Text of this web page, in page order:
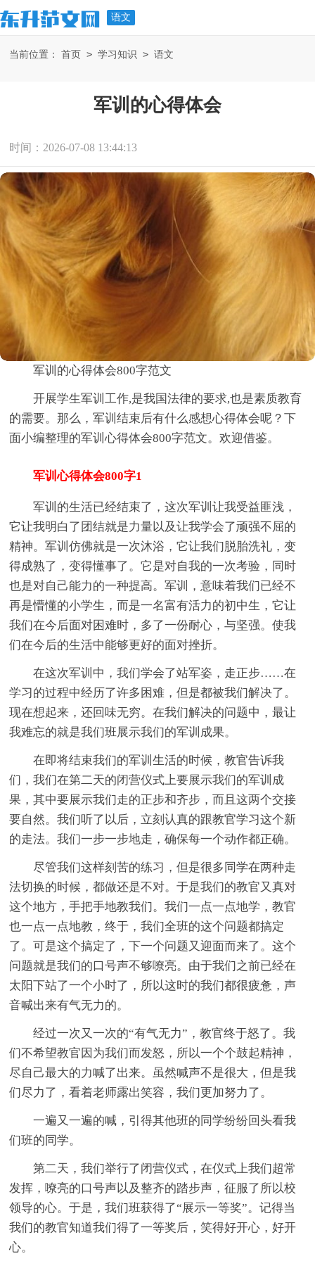
语文
当前位置： 首页 > 学习知识 > 语文
军训的心得体会
时间：2026-07-08 13:44:13
军训的心得体会800字范文
开展学生军训工作,是我国法律的要求,也是素质教育
的需要。那么，军训结束后有什么感想心得体会呢？下
面小编整理的军训心得体会800字范文。欢迎借鉴。
军训心得体会800字1
军训的生活已经结束了，这次军训让我受益匪浅，
它让我明白了团结就是力量以及让我学会了顽强不屈的
精神。军训仿佛就是一次沐浴，它让我们脱胎洗礼，变
得成熟了，变得懂事了。它是对自我的一次考验，同时
也是对自己能力的一种提高。军训，意味着我们已经不
再是懵懂的小学生，而是一名富有活力的初中生，它让
我们在今后面对困难时，多了一份耐心，与坚强。使我
们在今后的生活中能够更好的面对挫折。
在这次军训中，我们学会了站军姿，走正步……在
学习的过程中经历了许多困难，但是都被我们解决了。
现在想起来，还回味无穷。在我们解决的问题中，最让
我难忘的就是我们班展示我们的军训成果。
在即将结束我们的军训生活的时候，教官告诉我
们，我们在第二天的闭营仪式上要展示我们的军训成
果，其中要展示我们走的正步和齐步，而且这两个交接
要自然。我们听了以后，立刻认真的跟教官学习这个新
的走法。我们一步一步地走，确保每一个动作都正确。
尽管我们这样刻苦的练习，但是很多同学在两种走
法切换的时候，都做还是不对。于是我们的教官又真对
这个地方，手把手地教我们。我们一点一点地学，教官
也一点一点地教，终于，我们全班的这个问题都搞定
了。可是这个搞定了，下一个问题又迎面而来了。这个
问题就是我们的口号声不够嘹亮。由于我们之前已经在
太阳下站了一个小时了，所以这时的我们都很疲惫，声
音喊出来有气无力的。
经过一次又一次的“有气无力”，教官终于怒了。我
们不希望教官因为我们而发怒，所以一个个鼓起精神，
尽自己最大的力喊了出来。虽然喊声不是很大，但是我
们尽力了，看着老师露出笑容，我们更加努力了。
一遍又一遍的喊，引得其他班的同学纷纷回头看我
们班的同学。
第二天，我们举行了闭营仪式，在仪式上我们超常
发挥，嘹亮的口号声以及整齐的踏步声，征服了所以校
领导的心。于是，我们班获得了“展示一等奖”。记得当
我们的教官知道我们得了一等奖后，笑得好开心，好开
心。